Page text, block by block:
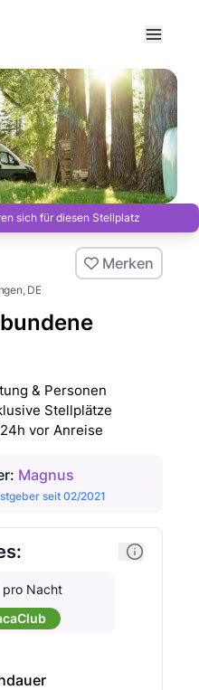
sich für diesen Stellplatz
, DE
Merken
& Personen
Stellplätze
vor Anreise
: Magnus
seit 02/2021
pro Nacht